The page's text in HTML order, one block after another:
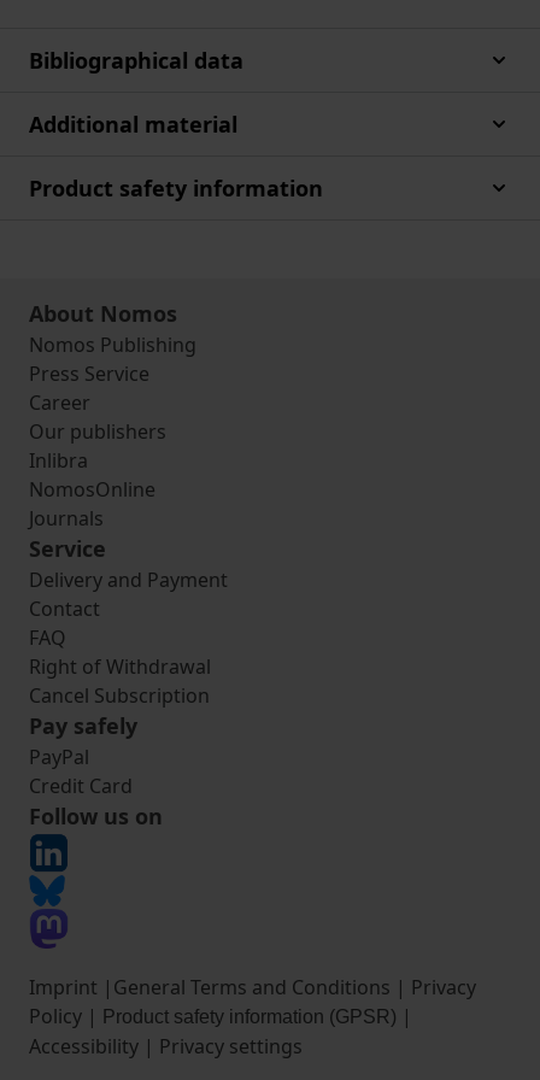
Bibliographical data
Additional material
Product safety information
About Nomos
Nomos Publishing
Press Service
Career
Our publishers
Inlibra
NomosOnline
Journals
Service
Delivery and Payment
Contact
FAQ
Right of Withdrawal
Cancel Subscription
Pay safely
PayPal
Credit Card
Follow us on
Imprint | General Terms and Conditions | Privacy
Policy | Product safety information (GPSR) |
Accessibility | Privacy settings